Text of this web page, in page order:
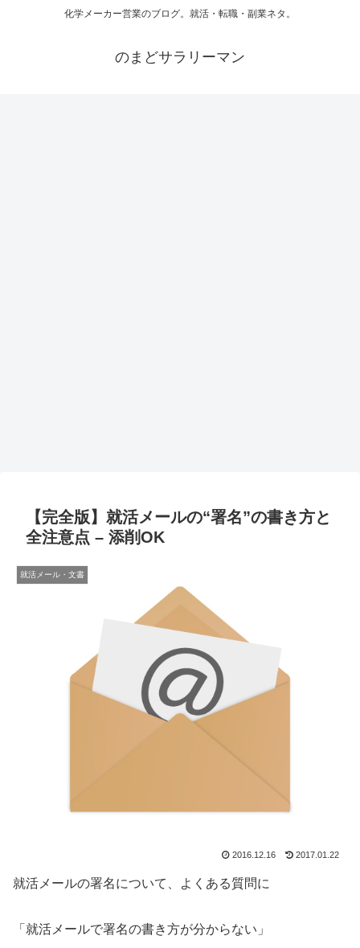
化学メーカー営業のブログ。就活・転職・副業ネタ。
のまどサラリーマン
【完全版】就活メールの“署名”の書き方と
全注意点 – 添削OK
就活メール・文書
2016.12.16 2017.01.22
就活メールの署名について、よくある質問に
「就活メールで署名の書き方が分からない」